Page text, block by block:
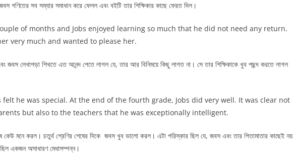
গণিতের সব সম্যার সমাধান করে ফেলল এবং বইটি তার শিক্ষিকার কাছে ফেরত দিল।
of months and Jobs enjoyed learning so much that he did not need any return.
very much and wanted to please her.
জবস লেখাপড়া শিখতে এত আনন্দ পেতে লাগল যে, তার আর বিনিময়ে কিছু লাগত না। সে তার শিক্ষিকাকে খুব পছন্দ করতে লাগল
felt he was special. At the end of the fourth grade, Jobs did very well. It was clear not
but also to the teachers that he was exceptionally intelligent.
কেউ মনে করল। চতুর্থ শ্রেণির শেষের দিকে জবস খুব ভালো করল। এটা পরিস্কার ছিল যে, জবস এবং তার পিতামাতার কাছেই নয়
একজন অসাধারণ মেধাসম্পন্ন।